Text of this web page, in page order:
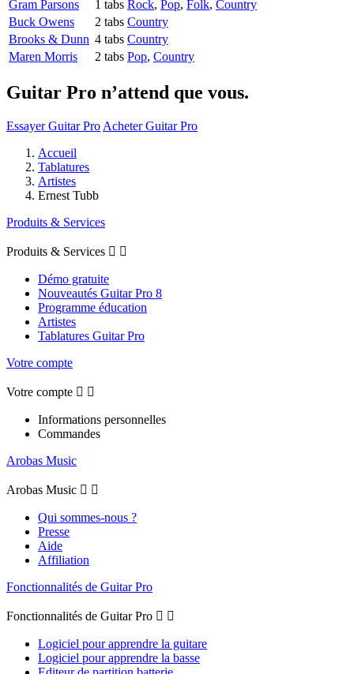
Gram Parsons
1 tabs Rock, Pop, Folk, Country
Buck Owens
2 tabs Country
Brooks & Dunn 4 tabs Country
Maren Morris
2 tabs Pop, Country
Guitar Pro n’attend que vous.
Essayer Guitar Pro Acheter Guitar Pro
Accueil
Tablatures
Artistes
Ernest Tubb
Produits & Services
Produits & Services  
Démo gratuite
Nouveautés Guitar Pro 8
Programme éducation
Artistes
Tablatures Guitar Pro
Votre compte
Votre compte  
Informations personnelles
Commandes
Arobas Music
Arobas Music  
Qui sommes-nous ?
Presse
Aide
Affiliation
Fonctionnalités de Guitar Pro
Fonctionnalités de Guitar Pro  
Logiciel pour apprendre la guitare
Logiciel pour apprendre la basse